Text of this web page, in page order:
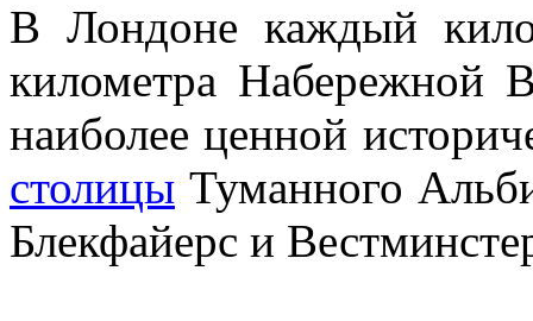
В Лондоне каждый
километра Набережной
наиболее ценной
столицы Туманного
Блекфайерс и